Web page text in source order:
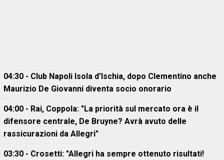
04:30 - Club Napoli Isola d'Ischia, dopo Clementino anche
Maurizio De Giovanni diventa socio onorario
04:00 - Rai, Coppola: "La priorità sul mercato ora è il
difensore centrale, De Bruyne? Avrà avuto delle
rassicurazioni da Allegri"
03:30 - Crosetti: "Allegri ha sempre ottenuto risultati!